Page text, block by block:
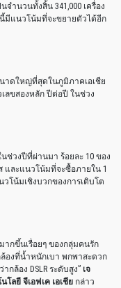
จำนวนทั้งสิ้น 341,000 เครื่อง
มีแนวโน้มที่จะขยายตัวได้อีก
าดใหญ่ที่สุดในภูมิภาคเอเชีย
ลขสองหลัก ปีต่อปี ในช่วง
ช่วงปีที่ผ่านมา ร้อยละ 10 ของ
และแนวโน้มที่จะซื้อภายใน 1
โน้มเชิงบวกของการเติบโต
ากขึ้นเรื่อยๆ ของกลุ่มคนรัก
องที่น้ำหนักเบา พกพาสะดวก
ล้อง DSLR ระดับสูง” เจ
ลยี จีเอฟเค เอเชีย กล่าว